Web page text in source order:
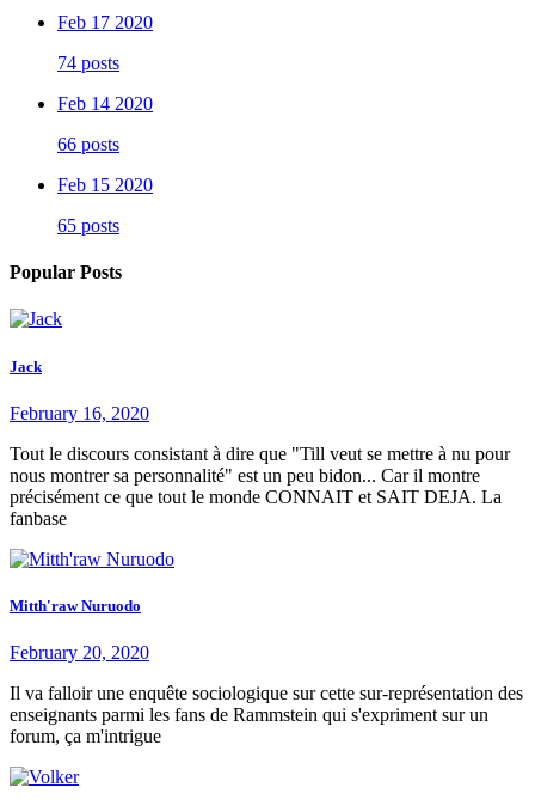
Feb 17 2020
74 posts
Feb 14 2020
66 posts
Feb 15 2020
65 posts
Popular Posts
Jack
February 16, 2020
Tout le discours consistant à dire que "Till veut se mettre à nu pour
nous montrer sa personnalité" est un peu bidon... Car il montre
précisément ce que tout le monde CONNAIT et SAIT DEJA. La
fanbase
Mitth'raw Nuruodo
February 20, 2020
Il va falloir une enquête sociologique sur cette sur-représentation des
enseignants parmi les fans de Rammstein qui s'expriment sur un
forum, ça m'intrigue